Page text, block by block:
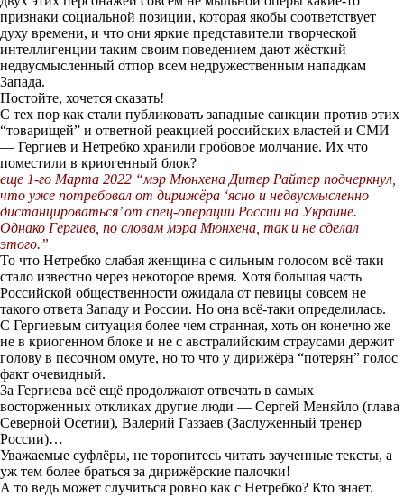
признаки социальной позиции, которая якобы соответствует
духу времени, и что они яркие представители творческой
интеллигенции таким своим поведением дают жёсткий
недвусмысленный отпор всем недружественным нападкам
Запада.
Постойте, хочется сказать!
С тех пор как стали публиковать западные санкции против этих
“товарищей” и ответной реакцией российских властей и СМИ
— Гергиев и Нетребко хранили гробовое молчание. Их что
поместили в криогенный блок?
еще 1-го Марта 2022 “мэр Мюнхена Дитер Райтер подчеркнул,
что уже потребовал от дирижёра ‘ясно и недвусмысленно
дистанцироваться’ от спец-операции России на Украине.
Однако Гергиев, по словам мэра Мюнхена, так и не сделал
этого.”
То что Нетребко слабая женщина с сильным голосом всё-таки
стало известно через некоторое время. Хотя большая часть
Российской общественности ожидала от певицы совсем не
такого ответа Западу и России. Но она всё-таки определилась.
С Гергиевым ситуация более чем странная, хоть он конечно же
не в криогенном блоке и не с австралийским страусами держит
голову в песочном омуте, но то что у дирижёра “потерян” голос
факт очевидный.
За Гергиева всё ещё продолжают отвечать в самых
восторженных откликах другие люди — Сергей Меняйло (глава
Северной Осетии), Валерий Газзаев (Заслуженный тренер
России)…
Уважаемые суфлёры, не торопитесь читать заученные тексты, а
уж тем более браться за дирижёрские палочки!
А то ведь может случиться ровно как с Нетребко? Кто знает.